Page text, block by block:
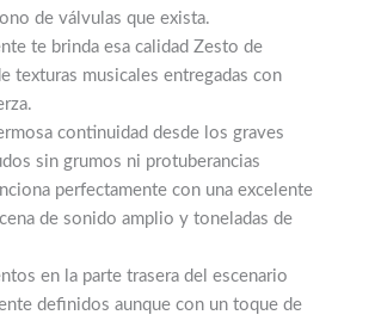
de válvulas que exista.
te brinda esa calidad Zesto de
texturas musicales entregadas con
continuidad desde los graves
sin grumos ni protuberancias
perfectamente con una excelente
de sonido amplio y toneladas de
en la parte trasera del escenario
definidos aunque con un toque de